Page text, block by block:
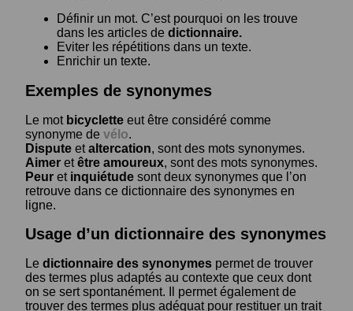
Définir un mot. C’est pourquoi on les trouve
dans les articles de dictionnaire.
Eviter les répétitions dans un texte.
Enrichir un texte.
Exemples de synonymes
Le mot bicyclette eut être considéré comme
synonyme de vélo.
Dispute etaltercation, sont des mots synonymes.
Aimer etêtre amoureux, sont des mots synonymes.
Peur et inquiétude sont deux synonymes que l’on
retrouve dans ce dictionnaire des synonymes en
ligne.
Usage d’un dictionnaire des synonymes
Le dictionnaire des synonymes permet de trouver
des termes plus adaptés au contexte que ceux dont
on se sert spontanément. Il permet également de
trouver des termes plus adéquat pour restituer un trait